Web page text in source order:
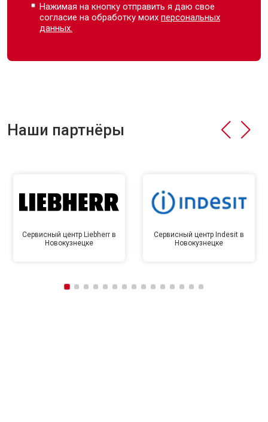
Нажимая на кнопку отправить я даю свое
согласие на обработку моихперсональных
данных.
Наши партнёры
Сервисный центр Liebherr в
Новокузнецке
Сервисный центр Indesit в
Новокузнецке